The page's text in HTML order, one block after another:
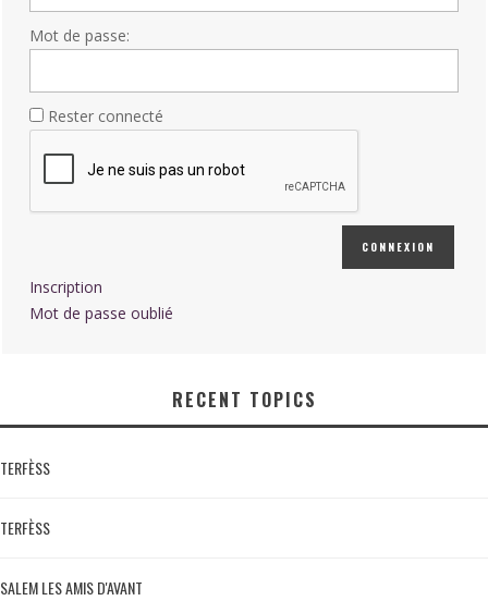
Mot de passe:
Rester connecté
CONNEXION
Inscription
Mot de passe oublié
RECENT TOPICS
TERFÈSS
TERFÈSS
SALEM LES AMIS D'AVANT